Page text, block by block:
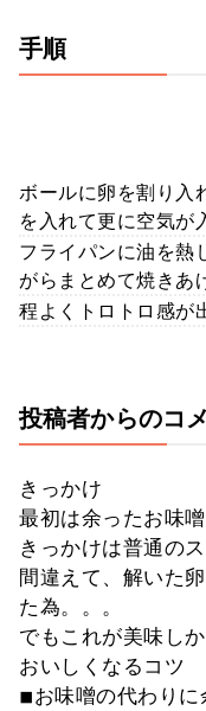
手順
ボールに卵を割り入
を入れて更に空気が
フライパンに油を熱
がらまとめて焼きあ
程よくトロトロ感が
投稿者からのコ
きっかけ
最初は余ったお味
きっかけは普通の
間違えて、解いた
た為。。。
でもこれが美味し
おいしくなるコツ
◾︎お味噌の代わり